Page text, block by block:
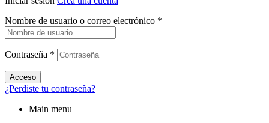
Nombre de usuario o correo electrónico *
Contraseña *
Acceso
¿Perdiste tu contraseña?
Main menu